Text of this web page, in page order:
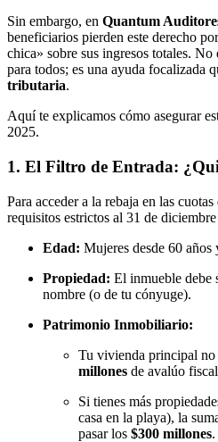
Sin embargo, en Quantum
beneficiarios pierden este derecho
chica» sobre sus ingresos totales.
para todos; es una ayuda focalizada
tributaria.
Aquí te explicamos cómo asegurar
2025.
1. El Filtro de Entrada:
Para acceder a la rebaja en las
requisitos estrictos al 31 de
Edad: Mujeres desde 60 años
Propiedad: El inmueble debe
nombre (o de tu cónyuge).
Patrimonio Inmobiliario:
Tu vivienda principal no
millones de avalúo
Si tienes más
casa en la playa), la
pasar los $300 millones.